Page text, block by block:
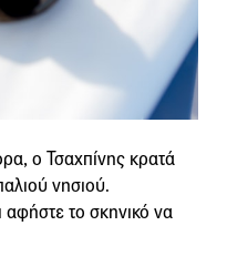
ο Τσαχπίνης κρατά
νησιού.
αφήστε το σκηνικό να